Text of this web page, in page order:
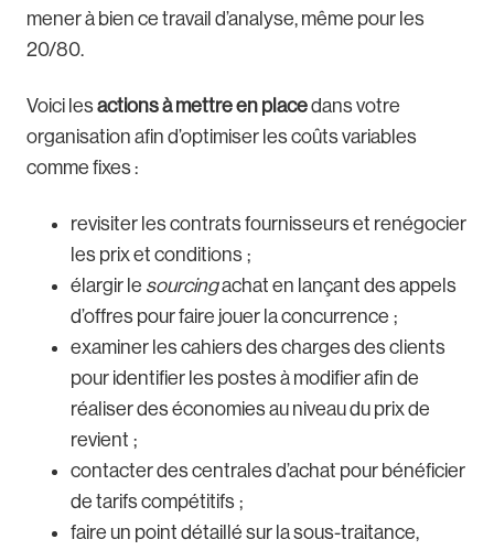
mener à bien ce travail d’analyse, même pour les
20/80.
Voici les actions à mettre en placedans votre
organisation afin d’optimiser les coûts variables
comme fixes :
revisiter les contrats fournisseurs et renégocier
les prix et conditions ;
élargir le sourcingachat en lançant des appels
d’offres pour faire jouer la concurrence ;
examiner les cahiers des charges des clients
pour identifier les postes à modifier afin de
réaliser des économies au niveau du prix de
revient ;
contacter des centrales d’achat pour bénéficier
de tarifs compétitifs ;
faire un point détaillé sur la sous-traitance,